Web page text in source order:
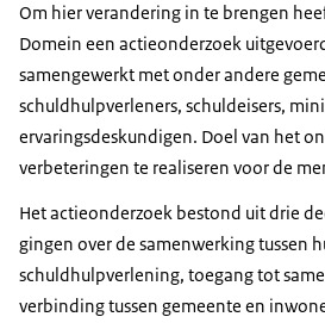
Om hier verandering in te brengen
Domein een actieonderzoek
samengewerkt met onder andere
schuldhulpverleners, schuldeisers,
ervaringsdeskundigen. Doel van het
verbeteringen te realiseren voor de
Het actieonderzoek bestond uit drie
gingen over de samenwerking tussen
schuldhulpverlening, toegang tot
verbinding tussen gemeente en